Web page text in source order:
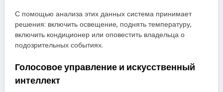
С помощью анализа этих данных система принимает
решения: включить освещение, поднять температуру,
включить кондиционер или оповестить владельца о
подозрительных событиях.
Голосовое управление и искусственный
интеллект